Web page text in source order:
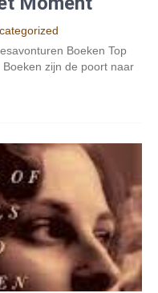
Boeken Top
zijn de poort naar